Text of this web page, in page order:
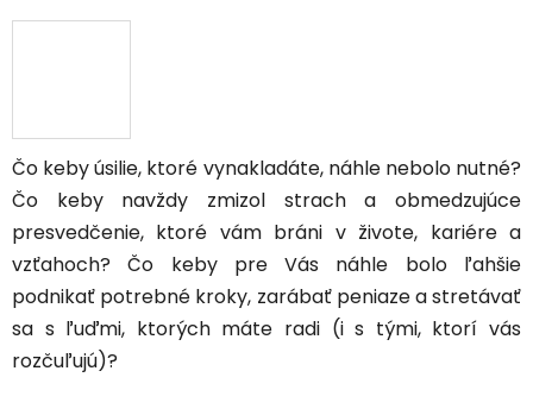
Čo keby úsilie, ktoré vynakladáte, náhle nebolo nutné?
Čo keby navždy zmizol strach a obmedzujúce
presvedčenie, ktoré vám bráni v živote, kariére a
vzťahoch? Čo keby pre Vás náhle bolo ľahšie
podnikať potrebné kroky, zarábať peniaze a stretávať
sa s ľuďmi, ktorých máte radi (i s tými, ktorí vás
rozčuľujú)?